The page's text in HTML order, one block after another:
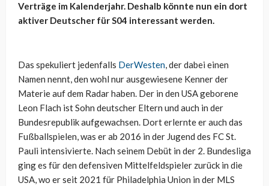
Verträge im Kalenderjahr. Deshalb könnte nun ein dort
aktiver Deutscher für S04 interessant werden.
Das spekuliert jedenfalls DerWesten, der dabei einen
Namen nennt, den wohl nur ausgewiesene Kenner der
Materie auf dem Radar haben. Der in den USA geborene
Leon Flach ist Sohn deutscher Eltern und auch in der
Bundesrepublik aufgewachsen. Dort erlernte er auch das
Fußballspielen, was er ab 2016 in der Jugend des FC St.
Pauli intensivierte. Nach seinem Debüt in der 2. Bundesliga
ging es für den defensiven Mittelfeldspieler zurück in die
USA, wo er seit 2021 für Philadelphia Union in der MLS